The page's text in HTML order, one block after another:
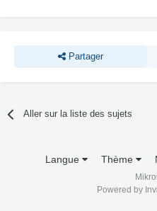
Partager
Aller sur la liste des sujets
Langue Thème
Powered by